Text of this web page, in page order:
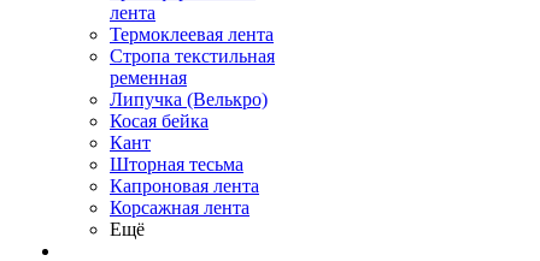
лента
Термоклеевая лента
Стропа текстильная
ременная
Липучка (Велькро)
Косая бейка
Кант
Шторная тесьма
Капроновая лента
Корсажная лента
Ещё